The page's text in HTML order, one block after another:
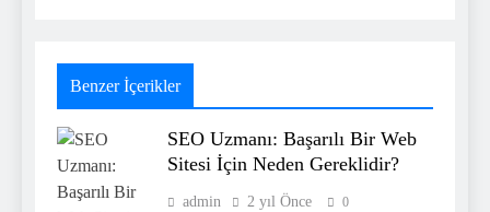
Benzer İçerikler
SEO Uzmanı: Başarılı Bir Web
Sitesi İçin Neden Gereklidir?
admin 2 yıl Önce 0